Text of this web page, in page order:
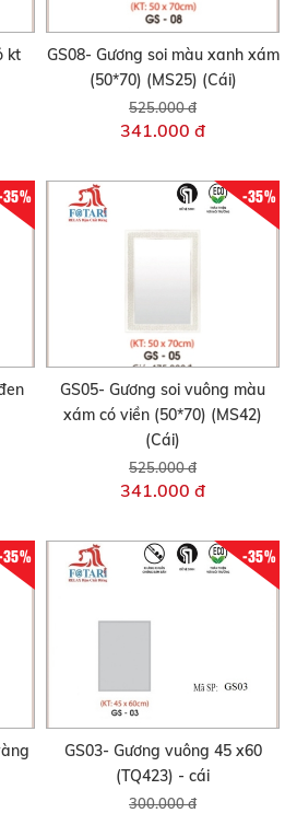
kt
GS08- Gương soi màu xanh xám
(50*70) (MS25) (Cái)
525.000 đ
341.000 đ
-35%
GS05- Gương soi vuông màu
xám có viền (50*70) (MS42)
(Cái)
525.000 đ
341.000 đ
-35%
GS03- Gương vuông 45 x60
(TQ423) - cái
300.000 đ